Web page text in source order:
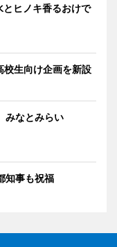
ヒノキ香るおけで
生向け企画を新設
みなとみらい
知事も祝福